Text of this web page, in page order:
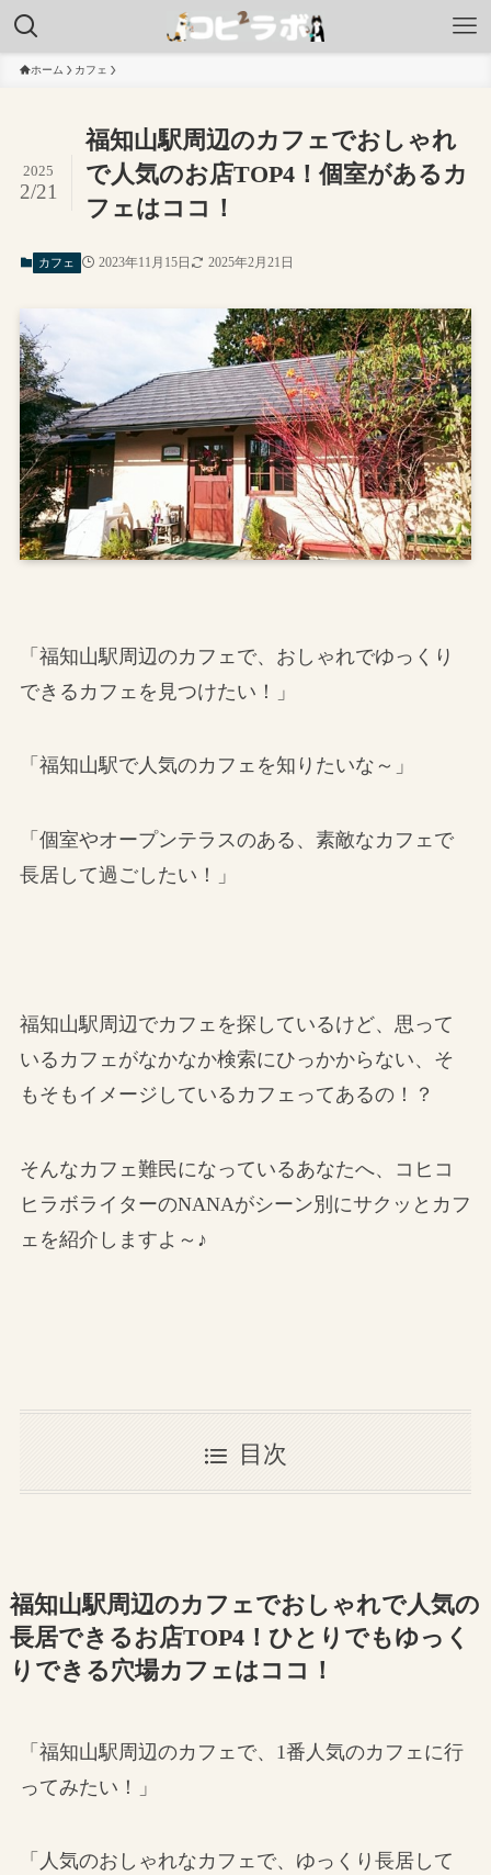
ホーム カフェ
福知山駅周辺のカフェでおしゃれ
で人気のお店TOP4！個室があるカ
フェはココ！
2025
2/21
カフェ 2023年11月15日 2025年2月21日
「福知山駅周辺のカフェで、おしゃれでゆっくり
できるカフェを見つけたい！」
「福知山駅で人気のカフェを知りたいな～」
「個室やオープンテラスのある、素敵なカフェで
長居して過ごしたい！」
福知山駅周辺でカフェを探しているけど、思って
いるカフェがなかなか検索にひっかからない、そ
もそもイメージしているカフェってあるの！？
そんなカフェ難民になっているあなたへ、コヒコ
ヒラボライターのNANAがシーン別にサクッとカフ
ェを紹介しますよ～♪
目次
福知山駅周辺のカフェでおしゃれで人気の
長居できるお店TOP4！ひとりでもゆっく
りできる穴場カフェはココ！
「福知山駅周辺のカフェで、1番人気のカフェに行
ってみたい！」
「人気のおしゃれなカフェで、ゆっくり長居して